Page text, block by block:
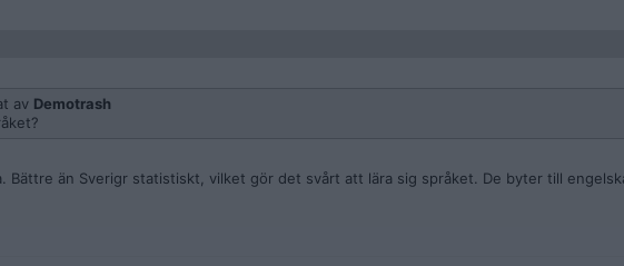
av Demotrash
Bättre än Sverigr statistiskt, vilket gör det svårt att lära sig språket. De byter till